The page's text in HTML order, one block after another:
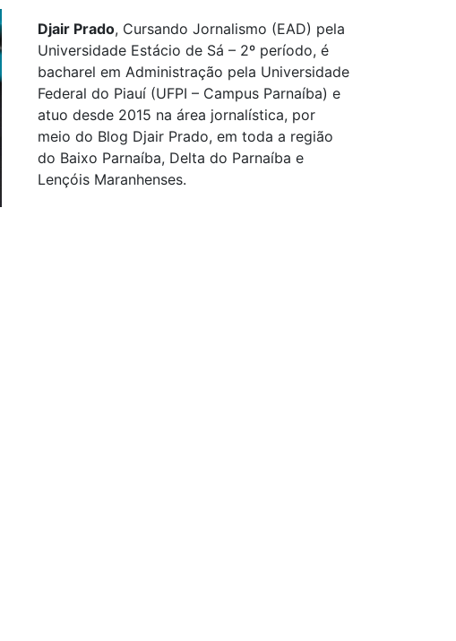
Djair Prado, Cursando Jornalismo (EAD) pela
Universidade Estácio de Sá – 2º período, é
bacharel em Administração pela Universidade
Federal do Piauí (UFPI – Campus Parnaíba) e
atuo desde 2015 na área jornalística, por
meio do Blog Djair Prado, em toda a região
do Baixo Parnaíba, Delta do Parnaíba e
Lençóis Maranhenses.